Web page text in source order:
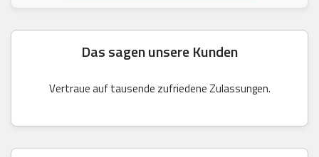
Das sagen unsere Kunden
Vertraue auf tausende zufriedene Zulassungen.